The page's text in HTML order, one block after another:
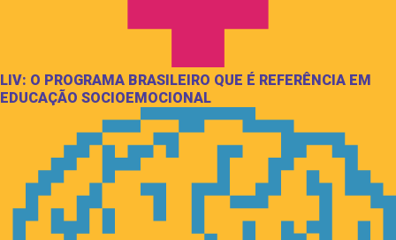
LIV: O PROGRAMA BRASILEIRO QUE É REFERÊNCIA EM
EDUCAÇÃO SOCIOEMOCIONAL